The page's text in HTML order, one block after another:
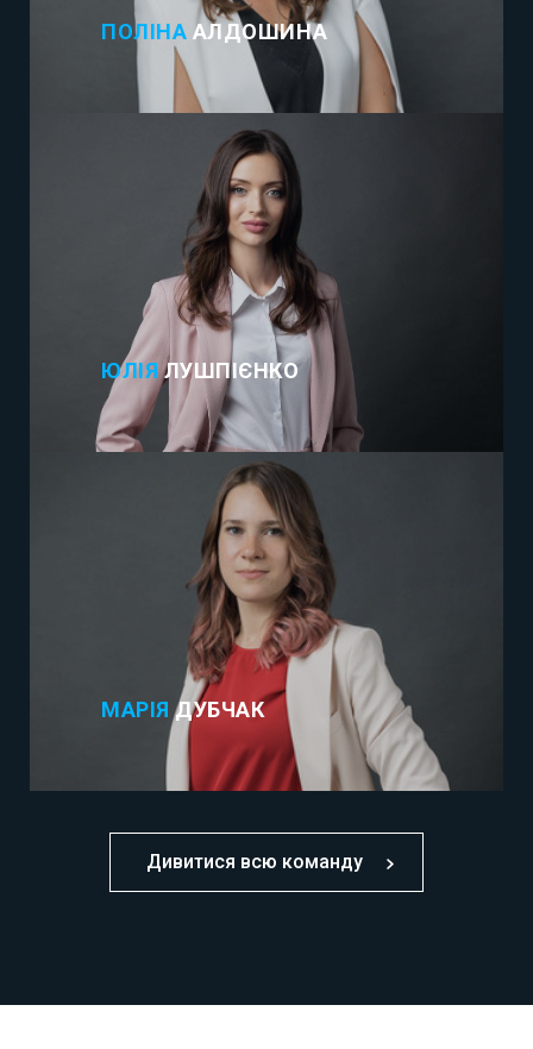
ПОЛІНА АЛДОШИНА
ЮЛІЯЛУШПІЄНКО
МАРІЯДУБЧАК
Дивитися всю команду